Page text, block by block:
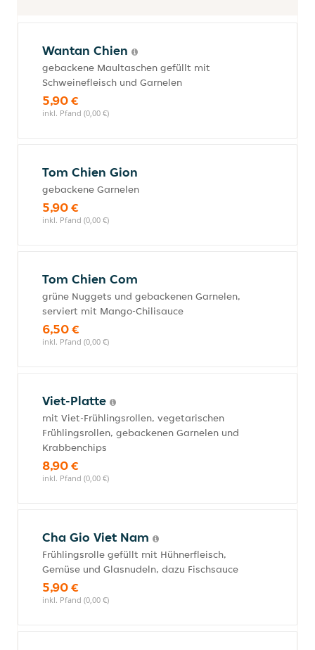
Wantan Chien
gebackene Maultaschen gefüllt mit
Schweinefleisch und Garnelen
5,90 €
inkl. Pfand (0,00 €)
Tom Chien Gion
gebackene Garnelen
5,90 €
inkl. Pfand (0,00 €)
Tom Chien Com
grüne Nuggets und gebackenen Garnelen,
serviert mit Mango-Chilisauce
6,50 €
inkl. Pfand (0,00 €)
Viet-Platte
mit Viet-Frühlingsrollen, vegetarischen
Frühlingsrollen, gebackenen Garnelen und
Krabbenchips
8,90 €
inkl. Pfand (0,00 €)
Cha Gio Viet Nam
Frühlingsrolle gefüllt mit Hühnerfleisch,
Gemüse und Glasnudeln, dazu Fischsauce
5,90 €
inkl. Pfand (0,00 €)